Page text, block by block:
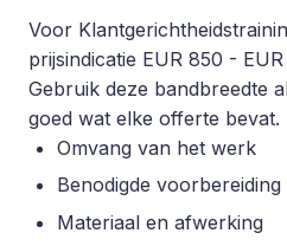
Voor
prijsindicatie EUR 850 -
Gebruik deze bandbreedte
goed wat elke offerte bevat.
Omvang van het werk
Benodigde voorbereiding
Materiaal en afwerking